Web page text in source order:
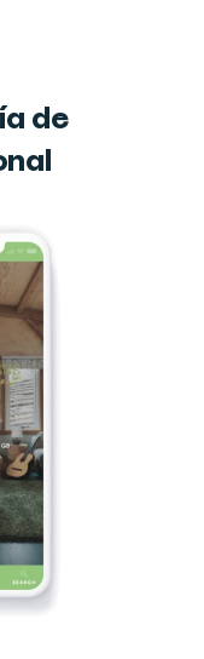
de